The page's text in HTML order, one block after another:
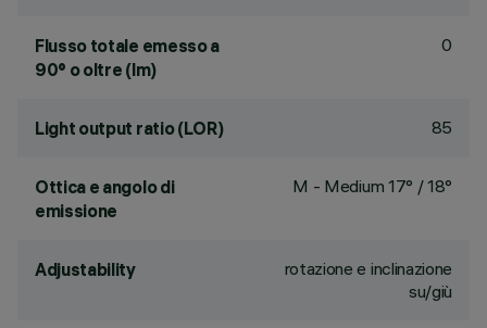
Flusso totale emesso a
90° o oltre (lm)
0
Light output ratio (LOR) 85
Ottica e angolo di
emissione
M - Medium 17° / 18°
Adjustability
rotazione e inclinazione
su/giù